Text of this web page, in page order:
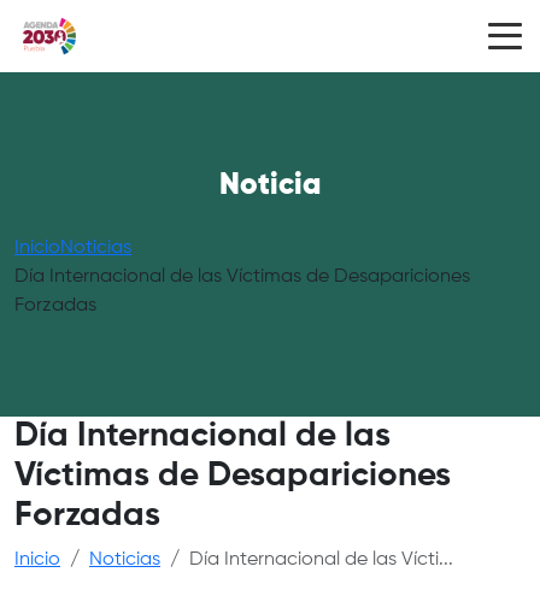
Noticia
InicioNoticias
Día Internacional de las Víctimas de Desapariciones
Forzadas
Día Internacional de las
Víctimas de Desapariciones
Forzadas
Inicio Noticias Día Internacional de las Vícti...